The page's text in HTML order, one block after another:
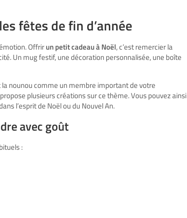
fêtes de fin d’année
Offrirun petit cadeau à Noël, c’est remercier la
Un mug festif, une décoration personnalisée, une boîte
nounou comme un membre important de votre
plusieurs créations sur ce thème. Vous pouvez ainsi
l’esprit de Noël ou du Nouvel An.
avec goût
: